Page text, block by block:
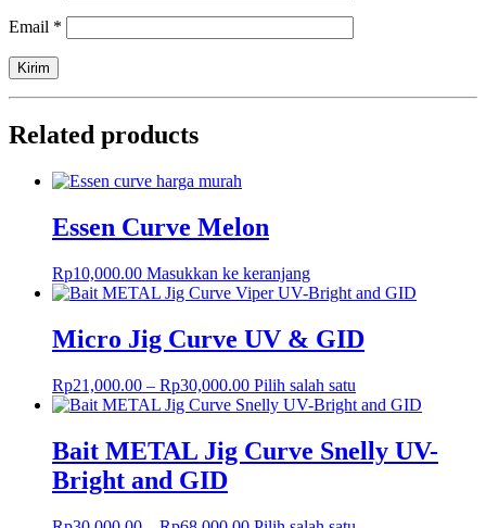
Email *
Related products
Essen Curve Melon
Rp10,000.00 Masukkan ke keranjang
Micro Jig Curve UV & GID
Rp21,000.00 – Rp30,000.00 Pilih salah satu
Bait METAL Jig Curve Snelly UV-
Bright and GID